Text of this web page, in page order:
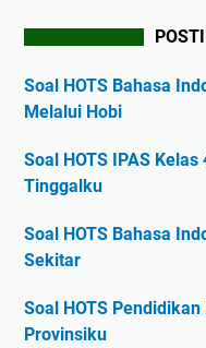
Soal HOTS Bahasa
Melalui Hobi
Soal HOTS IPAS
Tinggalku
Soal HOTS Bahasa
Sekitar
Soal HOTS
Provinsiku